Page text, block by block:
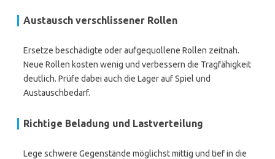
Austausch verschlissener Rollen
Ersetze beschädigte oder aufgequollene Rollen zeitnah.
Neue Rollen kosten wenig und verbessern die Tragfähigkeit
deutlich. Prüfe dabei auch die Lager auf Spiel und
Austauschbedarf.
Richtige Beladung und Lastverteilung
Lege schwere Gegenstände möglichst mittig und tief in die